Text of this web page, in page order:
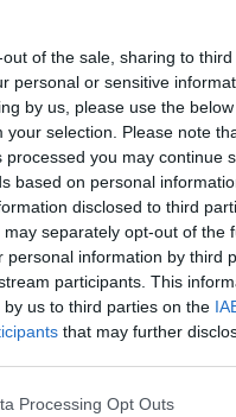
of the sale, sharing to
personal or sensitive
by us, please use the
your selection. Please note
processed you may continue
based on personal
disclosed to third
separately opt-out of the
personal information by third
participants. This
us to third parties on the
that may further
website/app uses one or
Processing Opt Outs
Αργυρός και
διακοπές με
τους
ξετρελάθηκε με
στο Φισκάρδο
Λιονέλ Μέσι –
Χόρχε
και Νεκτάριος
Άγιο Νεκτάριο
για τον γιο
να ξεφύγει από το